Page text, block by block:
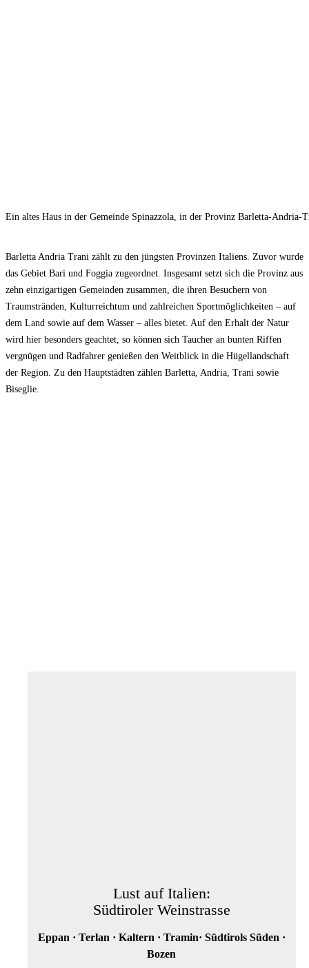
Ein altes Haus in der Gemeinde Spinazzola, in der Provinz Barletta-Andria-
Barletta Andria Trani zählt zu den jüngsten Provinzen Italiens. Zuvor wurde
das Gebiet Bari und Foggia zugeordnet. Insgesamt setzt sich die Provinz aus
zehn einzigartigen Gemeinden zusammen, die ihren Besuchern von
Traumstränden, Kulturreichtum und zahlreichen Sportmöglichkeiten – auf
dem Land sowie auf dem Wasser ­– alles bietet. Auf den Erhalt der Natur
wird hier besonders geachtet, so können sich Taucher an bunten Riffen
vergnügen und Radfahrer genießen den Weitblick in die Hügellandschaft
der Region. Zu den Hauptstädten zählen Barletta, Andria, Trani sowie
Biseglie.
Lust auf Italien:
Südtiroler Weinstrasse
Eppan · Terlan · Kaltern · Tramin· Südtirols Süden ·
Bozen